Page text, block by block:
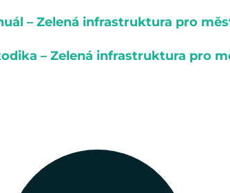
– Zelená infrastruktura pro
– Zelená infrastruktura pro